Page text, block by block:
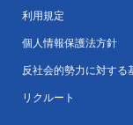
利用規定
個人情報保護法方針
反社会的勢力に対する
リクルート